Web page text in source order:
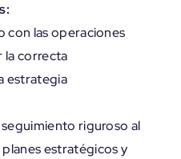
con las operaciones
la correcta
estrategia
riguroso al
estratégicos y